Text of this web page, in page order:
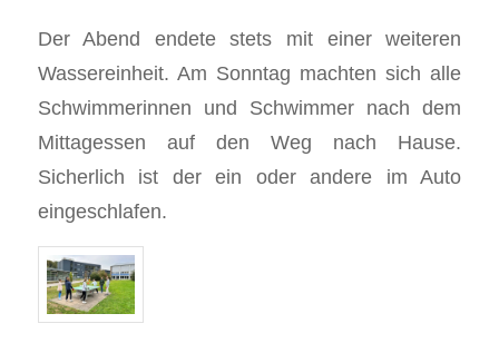
Der Abend endete stets mit einer weiteren
Wassereinheit. Am Sonntag machten sich alle
Schwimmerinnen und Schwimmer nach dem
Mittagessen auf den Weg nach Hause.
Sicherlich ist der ein oder andere im Auto
eingeschlafen.